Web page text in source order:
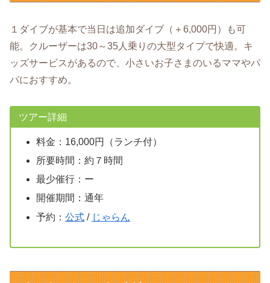
１ダイブが基本で当日は追加ダイブ（＋6,000円）も可
能。クルーザーは30～35人乗りの大型タイプで快適。キ
ッズサービスがあるので、小さいお子さまのいるママやパ
パにおすすめ。
ツアー詳細
料金：16,000円（ランチ付）
所要時間：約７時間
最少催行：ー
開催期間：通年
予約： 公式/ じゃらん